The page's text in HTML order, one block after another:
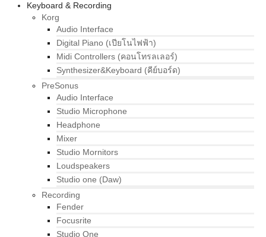
Keyboard & Recording
Korg
Audio Interface
Digital Piano (เปียโนไฟฟ้า)
Midi Controllers (คอนโทรลเลอร์)
Synthesizer&Keyboard (คีย์บอร์ด)
PreSonus
Audio Interface
Studio Microphone
Headphone
Mixer
Studio Mornitors
Loudspeakers
Studio one (Daw)
Recording
Fender
Focusrite
Studio One